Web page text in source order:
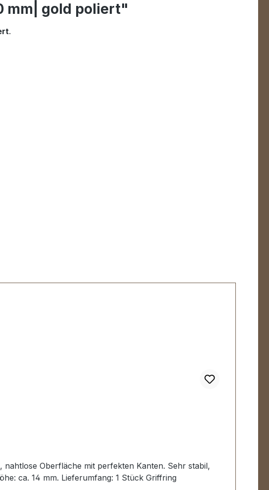
mm| gold poliert"
.
Oberfläche mit perfekten Kanten. Sehr stabil,
ca. 14 mm. Lieferumfang: 1 Stück Griffring